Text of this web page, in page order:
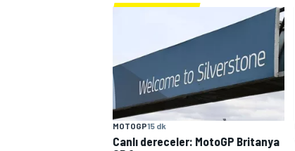
MOTOGP15 dk
Canlı dereceler: MotoGP Britanya